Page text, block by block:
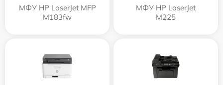
МФУ HP LaserJet MFP
M183fw
МФУ HP LaserJet
M225